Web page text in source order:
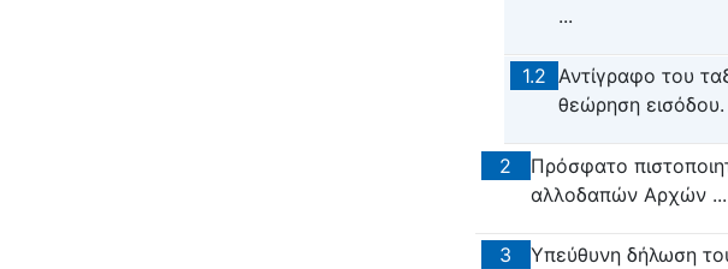
...
1.2 Αντίγραφο του
θεώρηση εισόδου.
2
Πρόσφατο
αλλοδαπών Αρχών ...
3
Υπεύθυνη δήλωση